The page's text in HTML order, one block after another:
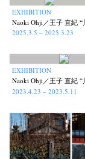
EXHIBITION
Naoki Ohji／王子 直紀 “
2025.3.5 – 2025.3.23
EXHIBITION
Naoki Ohji／王子 直紀 “
2023.4.23 – 2023.5.11